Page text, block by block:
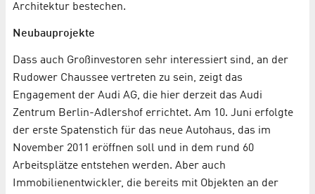
Architektur bestechen.
Neubauprojekte
Dass auch Großinvestoren sehr interessiert sind, an der
Rudower Chaussee vertreten zu sein, zeigt das
Engagement der Audi AG, die hier derzeit das Audi
Zentrum Berlin-Adlershof errichtet. Am 10. Juni erfolgte
der erste Spatenstich für das neue Autohaus, das im
November 2011 eröffnen soll und in dem rund 60
Arbeitsplätze entstehen werden. Aber auch
Immobilienentwickler, die bereits mit Objekten an der